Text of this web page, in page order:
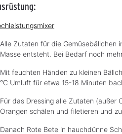
Alle Zutaten für die Gemüsebällchen
Masse entsteht. Bei Bedarf noch
Mit feuchten Händen zu kleinen
°C Umluft für etwa 15-18 Minuten
Für das Dressing alle Zutaten (außer
Orangen schälen und filetieren und
Danach Rote Bete in hauchdünne